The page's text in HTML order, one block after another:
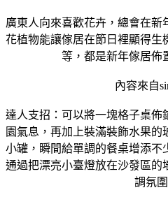
廣東人向來喜歡花卉，總會在
花植物能讓傢居在節日裡顯得生
等，都是新年傢居佈
內容來自
達人支招：可以將一塊格子桌佈
園氣息，再加上裝滿裝飾水果
小罐，瞬間給單調的餐桌增添不
通過把漂亮小臺燈放在沙發區的
調氛圍